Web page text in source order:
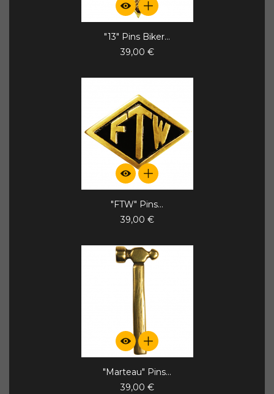
"13" Pins Biker...
39,00 €
"FTW" Pins...
39,00 €
"Marteau" Pins...
39,00 €